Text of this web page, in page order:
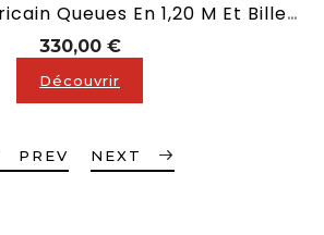
Pack Jeu Américain Queues En 1,20 M Et Billes En 57mm
330,00 €Prix
Découvrir
PREV NEXT